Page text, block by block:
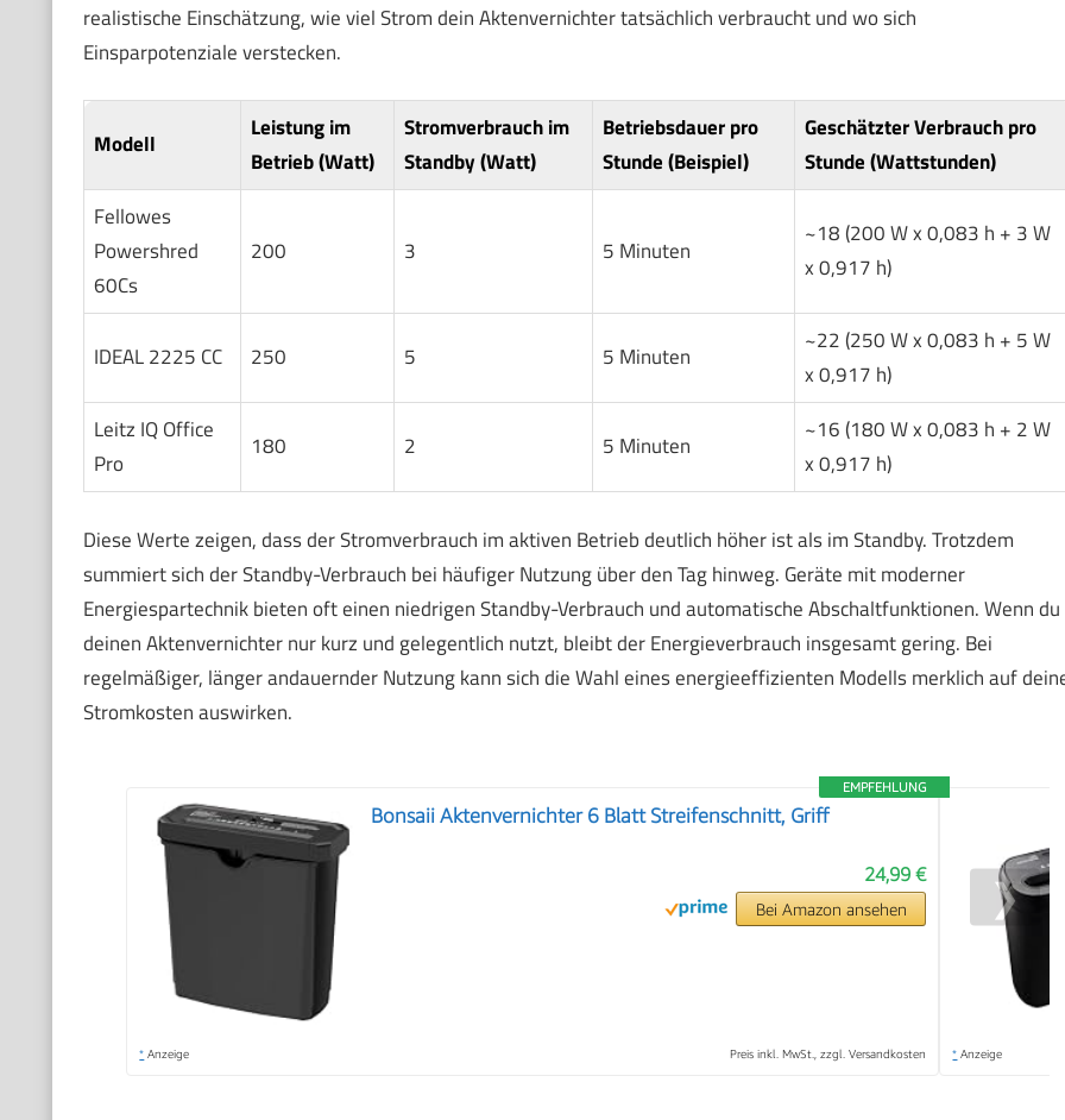
realistische Einschätzung, wie viel Strom dein Aktenvernichter tatsächlich verbraucht und wo sich
Einsparpotenziale verstecken.
Modell
Leistung im
Betrieb (Watt)
Stromverbrauch im
Standby (Watt)
Betriebsdauer pro
Stunde (Beispiel)
Geschätzter Verbrauch pro
Stunde (Wattstunden)
Fellowes
Powershred
60Cs
200 3 5 Minuten
~18 (200 W x 0,083 h + 3 W
x 0,917 h)
IDEAL 2225 CC 250 5 5 Minuten
~22 (250 W x 0,083 h + 5 W
x 0,917 h)
Leitz IQ Office
Pro
180 2 5 Minuten
~16 (180 W x 0,083 h + 2 W
x 0,917 h)
Diese Werte zeigen, dass der Stromverbrauch im aktiven Betrieb deutlich höher ist als im Standby. Trotzdem
summiert sich der Standby-Verbrauch bei häufiger Nutzung über den Tag hinweg. Geräte mit moderner
Energiespartechnik bieten oft einen niedrigen Standby-Verbrauch und automatische Abschaltfunktionen. Wenn du
deinen Aktenvernichter nur kurz und gelegentlich nutzt, bleibt der Energieverbrauch insgesamt gering. Bei
regelmäßiger, länger andauernder Nutzung kann sich die Wahl eines energieeffizienten Modells merklich auf
Stromkosten auswirken.
EMPFEHLUNG
Bonsaii Aktenvernichter 6 Blatt Streifenschnitt, Griff
24,99 €
Bei Amazon ansehen
* Anzeige Preis inkl. MwSt., zzgl. Versandkosten * Anzeige
❯